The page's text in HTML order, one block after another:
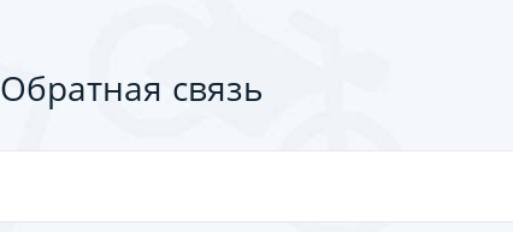
Обратная связь